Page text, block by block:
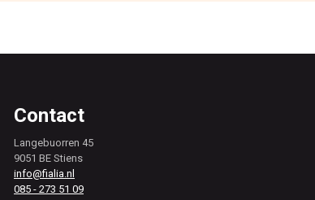
Contact
Langebuorren 45
9051 BE Stiens
info@fialia.nl
085 - 273 51 09